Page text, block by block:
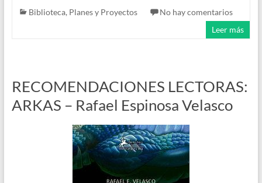
Biblioteca, Planes y Proyectos
No hay comentarios
Leer más
RECOMENDACIONES LECTORAS:
ARKAS – Rafael Espinosa Velasco